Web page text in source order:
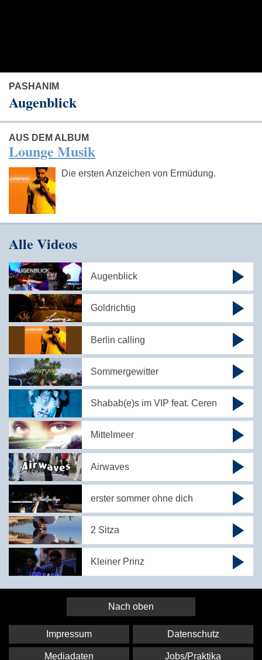
PASHANIM
Augenblick
AUS DEM ALBUM
Lounge Musik
Die ersten Anzeichen von Ermüdung.
Alle Videos
Augenblick
Goldrichtig
Berlin calling
Sommergewitter
Shabab(e)s im VIP feat. Ceren
Mittelmeer
Airwaves
erster sommer ohne dich
2 Sitza
Kleiner Prinz
Nach oben
Impressum Datenschutz
Mediadaten Jobs/Praktika